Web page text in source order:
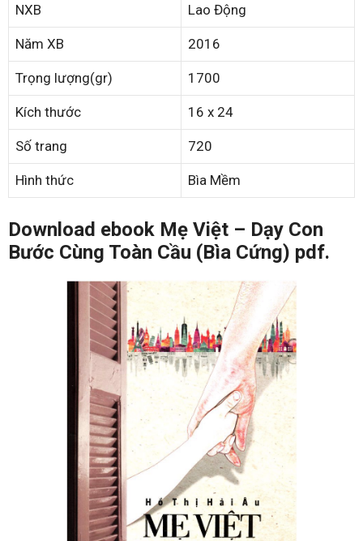
NXB Lao Động
Năm XB 2016
Trọng lượng(gr) 1700
Kích thước 16 x 24
Số trang 720
Hình thức Bìa Mềm
Download ebook Mẹ Việt – Dạy Con
Bước Cùng Toàn Cầu (Bìa Cứng) pdf.